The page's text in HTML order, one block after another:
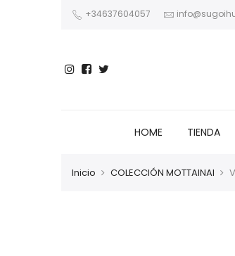
+34637604057
HOME TIENDA
Inicio COLECCIÓN MOTTAINAI